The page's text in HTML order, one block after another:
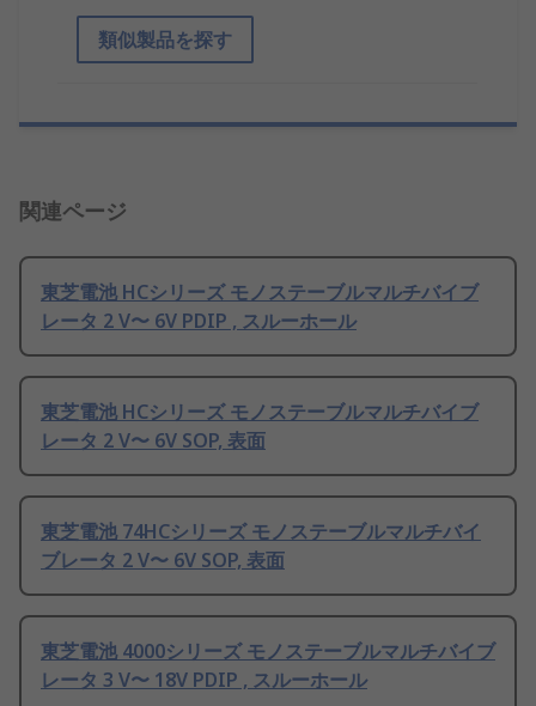
類似製品を探す
関連ページ
東芝電池 HCシリーズ モノステーブルマルチバイブ
レータ 2 V〜 6V PDIP , スルーホール
東芝電池 HCシリーズ モノステーブルマルチバイブ
レータ 2 V〜 6V SOP, 表面
東芝電池 74HCシリーズ モノステーブルマルチバイ
ブレータ 2 V〜 6V SOP, 表面
東芝電池 4000シリーズ モノステーブルマルチバイブ
レータ 3 V〜 18V PDIP , スルーホール